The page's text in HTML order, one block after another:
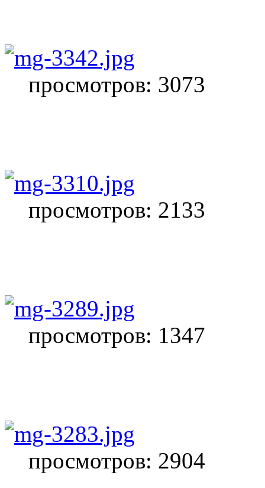
просмотров: 3073
просмотров: 2133
просмотров: 1347
просмотров: 2904